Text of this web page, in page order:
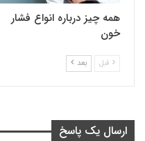
همه چیز درباره انواع فشار
خون
قبل بعد
ارسال یک پاسخ